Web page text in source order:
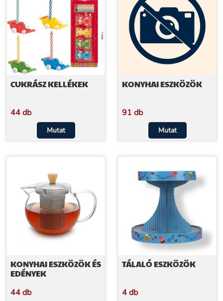
CUKRÁSZ KELLÉKEK
44 db
Mutat
KONYHAI ESZKÖZÖK
91 db
Mutat
KONYHAI ESZKÖZÖK ÉS
EDÉNYEK
44 db
TÁLALÓ ESZKÖZÖK
4 db